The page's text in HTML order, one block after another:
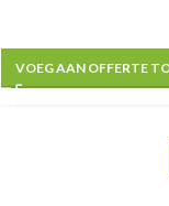
VOEG AAN OFFERTE